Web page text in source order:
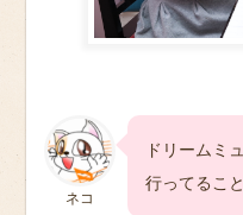
ネコ
ドリームミ
行ってるこ